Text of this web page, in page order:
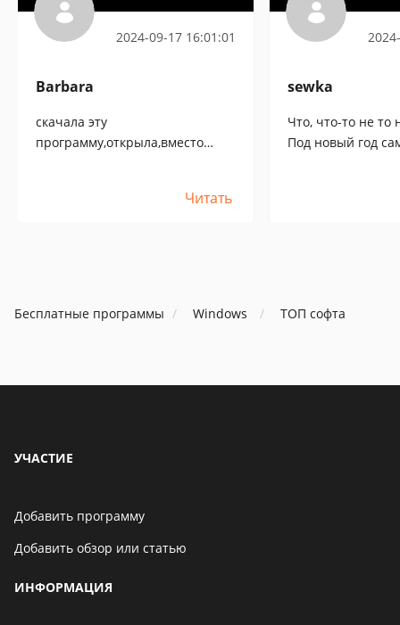
2024-09-17 16:01:01
Barbara
скачала эту
программу,открыла,вместо
Читать
sewka
Что, что-то не то
Под новый год
Бесплатные программы Windows ТОП софта
УЧАСТИЕ
Добавить программу
Добавить обзор или статью
ИНФОРМАЦИЯ